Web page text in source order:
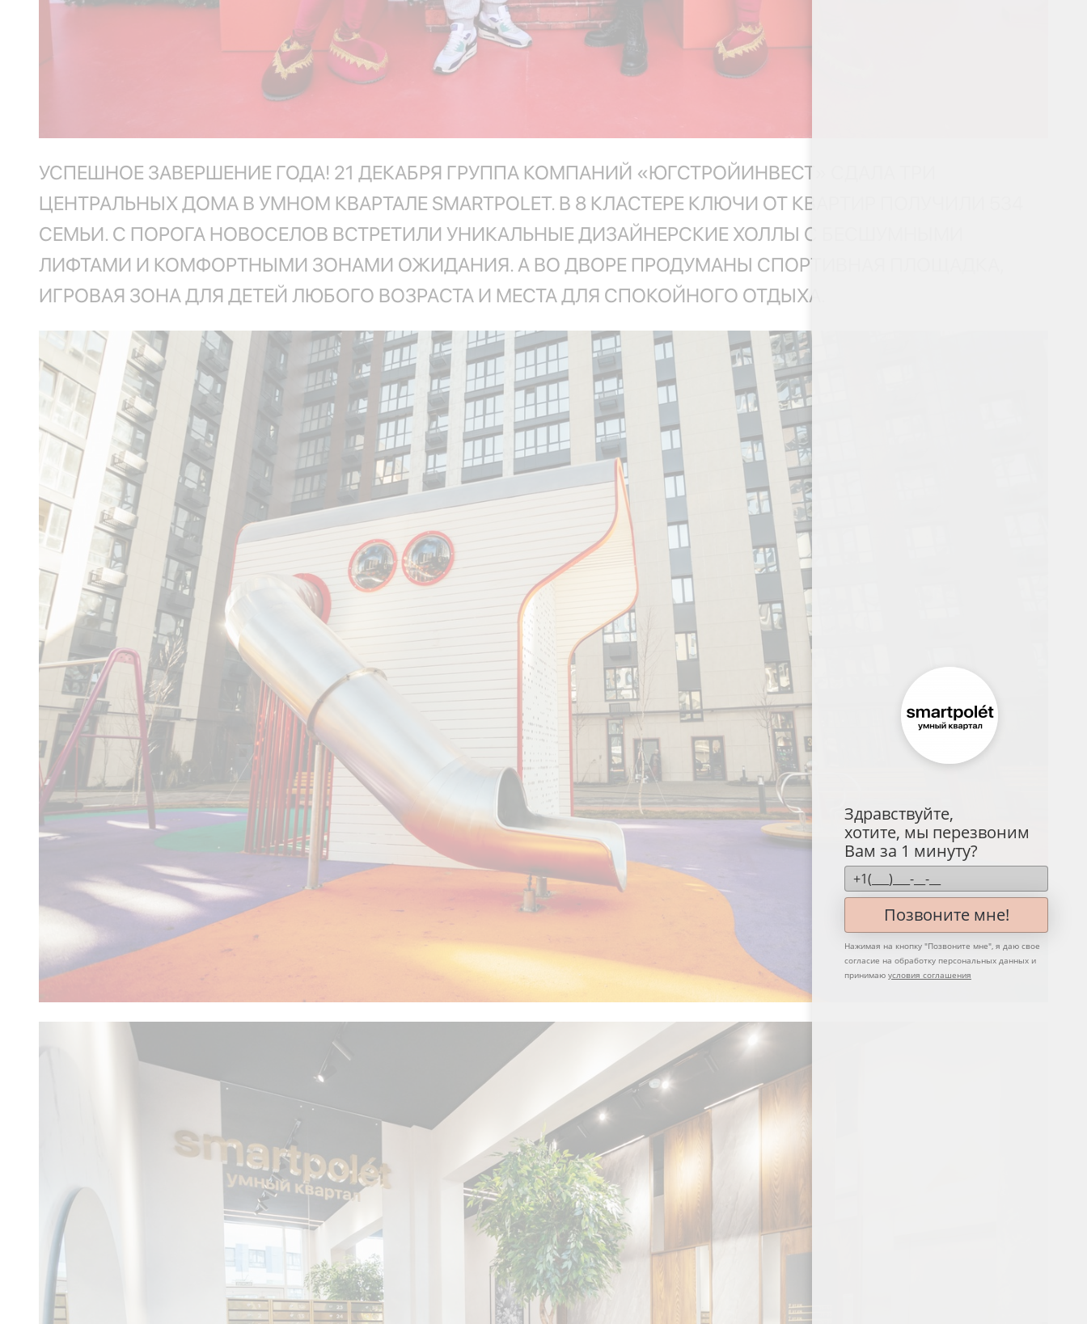
УСПЕШНОЕ ЗАВЕРШЕНИЕ ГОДА! 21 ДЕКАБРЯ ГРУППА КОМПАНИЙ «ЮГСТРОЙИНВЕСТ» СДАЛА ТРИ
ЦЕНТРАЛЬНЫХ ДОМА В УМНОМ КВАРТАЛЕ SMARTPOLET. В 8 КЛАСТЕРЕ КЛЮЧИ ОТ КВАРТИР ПОЛУЧИЛИ 534
СЕМЬИ. С ПОРОГА НОВОСЕЛОВ ВСТРЕТИЛИ УНИКАЛЬНЫЕ ДИЗАЙНЕРСКИЕ ХОЛЛЫ С БЕСШУМНЫМИ
ЛИФТАМИ И КОМФОРТНЫМИ ЗОНАМИ ОЖИДАНИЯ. А ВО ДВОРЕ ПРОДУМАНЫ СПОРТИВНАЯ ПЛОЩАДКА,
ИГРОВАЯ ЗОНА ДЛЯ ДЕТЕЙ ЛЮБОГО ВОЗРАСТА И МЕСТА ДЛЯ СПОКОЙНОГО ОТДЫХА.
Здравствуйте,
хотите, мы перезвоним
Вам за 1 минуту?
Позвоните мне!
Нажимая на кнопку "Позвоните мне", я даю свое
согласие на обработку персональных данных и
принимаю условия соглашения